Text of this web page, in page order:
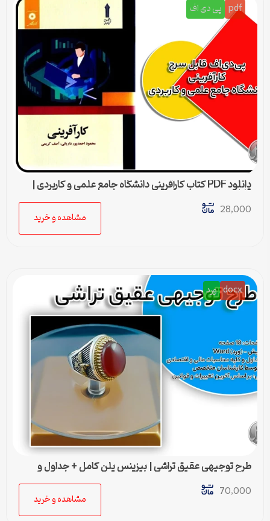
pdf پی دی اف
دانلود PDF کتاب كارآفرينی دانشگاه جامع علمی و كاربردی |
قابل جستجو در متن
28,000
مشاهده و خرید
docx ورد
طرح توجیهی عقيق تراشی | بیزینس پلن کامل + جداول و
محاسبات مالی
70,000
مشاهده و خرید